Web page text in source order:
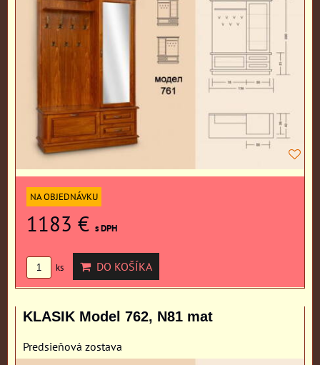
NA OBJEDNÁVKU
1183 € s DPH
ks DO KOŠÍKA
KLASIK Model 762, N81 mat
Predsieňová zostava